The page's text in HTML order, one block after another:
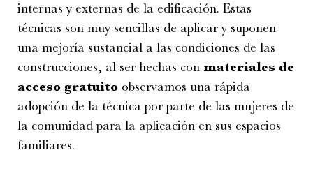
internas y externas de la edificación. Estas
técnicas son muy sencillas de aplicar y suponen
una mejoría sustancial a las condiciones de las
construcciones, al ser hechas con materiales de
acceso gratuito observamos una rápida
adopción de la técnica por parte de las mujeres de
la comunidad para la aplicación en sus espacios
familiares.